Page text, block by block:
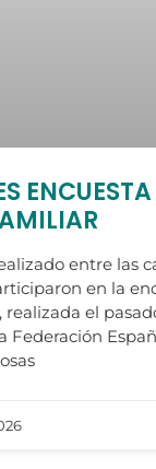
ENCUESTA
entre las
en la
el
Federación